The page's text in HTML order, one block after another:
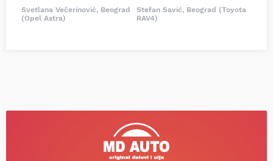
Svetlana Večerinović, Beograd
(Opel Astra)
Stefan Savić, Beograd (Toyota
RAV4)